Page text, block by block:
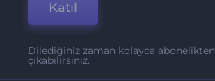
Katıl
Dilediğiniz zaman kolayca abonelikten
çıkabilirsiniz.